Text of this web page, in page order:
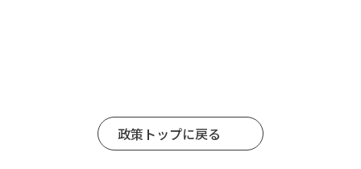
政策トップに戻る